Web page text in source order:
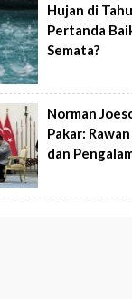
Hujan di
Pertanda
Semata?
Norman
Pakar:
dan